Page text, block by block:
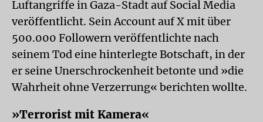
Luftangriffe in Gaza-Stadt auf Social Media
veröffentlicht. Sein Account auf X mit über
500.000 Followern veröffentlichte nach
seinem Tod eine hinterlegte Botschaft, in der
er seine Unerschrockenheit betonte und »die
Wahrheit ohne Verzerrung« berichten wollte.
»Terrorist mit Kamera«